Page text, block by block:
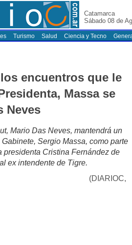
Catamarca
Sábado 08 de
Turismo Salud Ciencia y Tecno
encuentros que le
Massa se
Neves
Mario Das Neves, mantendrá un
Sergio Massa, como parte
presidenta Cristina Fernández de
ex intendente de Tigre.
(DIARIOC,